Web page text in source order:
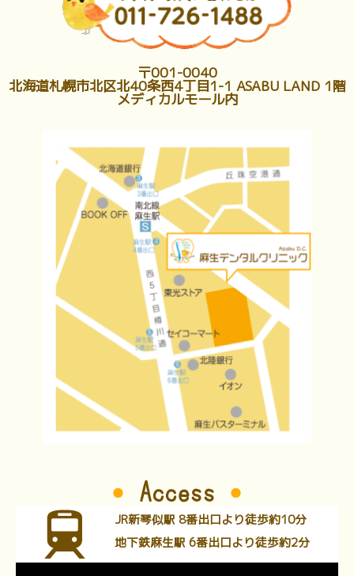
〒001-0040
北海道札幌市北区北40条西4丁目1-1 ASABU LAND 1階
メディカルモール内
Access
JR新琴似駅 8番出口より徒歩約10分
地下鉄麻生駅 6番出口より徒歩約2分